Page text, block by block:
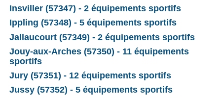
Insviller (57347) - 2 équipements sportifs
Ippling (57348) - 5 équipements sportifs
Jallaucourt (57349) - 2 équipements sportifs
Jouy-aux-Arches (57350) - 11 équipements
sportifs
Jury (57351) - 12 équipements sportifs
Jussy (57352) - 5 équipements sportifs